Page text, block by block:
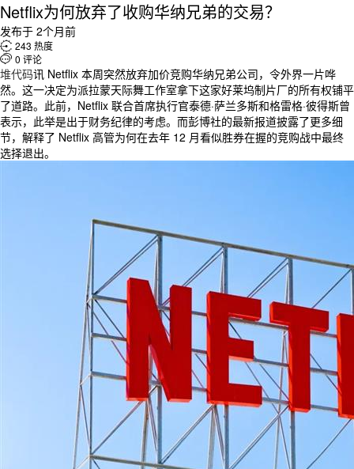
Netflix为何放弃了收购华纳兄弟的交易？
发布于 2个月前
 243 热度
 0 评论
堆代码讯 Netflix 本周突然放弃加价竞购华纳兄弟公司，令外界一片哗
然。这一决定为派拉蒙天际舞工作室拿下这家好莱坞制片厂的所有权铺平
了道路。此前，Netflix 联合首席执行官泰德·萨兰多斯和格雷格·彼得斯曾
表示，此举是出于财务纪律的考虑。而彭博社的最新报道披露了更多细
节，解释了 Netflix 高管为何在去年 12 月看似胜券在握的竞购战中最终
选择退出。